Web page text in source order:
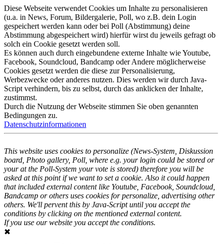
Diese Webseite verwendet Cookies um Inhalte zu personalisieren
(u.a. in News, Forum, Bildergalerie, Poll, wo z.B. dein Login
gespeichert werden kann oder bei Poll (Abstimmung) deine
Abstimmung abgespeichert wird) hierfür wirst du jeweils gefragt ob
solch ein Cookie gesetzt werden soll.
Es können auch durch eingebundene externe Inhalte wie Youtube,
Facebook, Soundcloud, Bandcamp oder Andere möglicherweise
Cookies gesetzt werden die diese zur Personalisierung,
Werbezwecke oder anderes nutzen. Dies werden wir durch Java-
Script verhindern, bis zu selbst, durch das anklicken der Inhalte,
zustimmst.
Durch die Nutzung der Webseite stimmen Sie oben genannten
Bedingungen zu.
Datenschutzinformationen
This website uses cookies to personalize (News-System, Diskussion
board, Photo gallery, Poll, where e.g. your login could be stored or
your at the Poll-System your vote is stored) therefore you will be
asked at this point if we want to set a cookie. Also it could happen
that included external content like Youtube, Facebook, Soundcloud,
Bandcamp or others uses cookies for personalize, advertising other
others. We'll pervent this by Java-Script until you accept the
conditions by clicking on the mentioned external content.
If you use our website you accept the conditions.
✖